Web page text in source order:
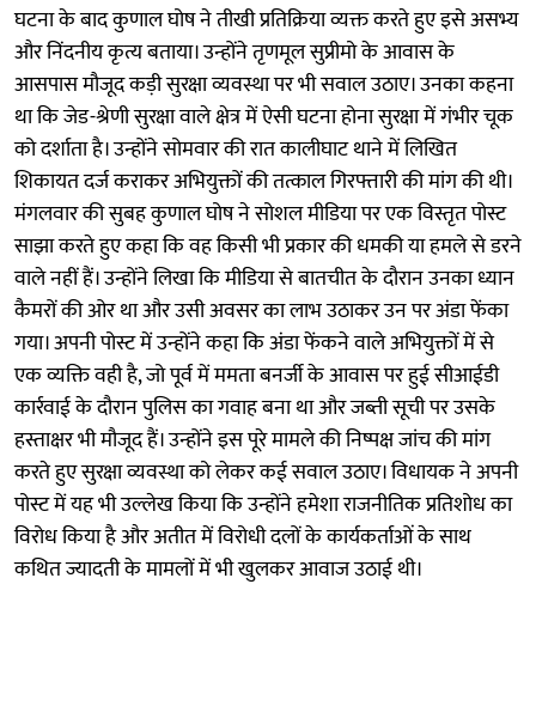
घटना के बाद कुणाल घोष ने तीखी प्रतिक्रिया व्यक्त करते हुए इसे असभ्य
और निंदनीय कृत्य बताया। उन्होंने तृणमूल सुप्रीमो के आवास के
आसपास मौजूद कड़ी सुरक्षा व्यवस्था पर भी सवाल उठाए। उनका कहना
था कि जेड-श्रेणी सुरक्षा वाले क्षेत्र में ऐसी घटना होना सुरक्षा में गंभीर चूक
को दर्शाता है। उन्होंने सोमवार की रात कालीघाट थाने में लिखित
शिकायत दर्ज कराकर अभियुक्तों की तत्काल गिरफ्तारी की मांग की थी।
मंगलवार की सुबह कुणाल घोष ने सोशल मीडिया पर एक विस्तृत पोस्ट
साझा करते हुए कहा कि वह किसी भी प्रकार की धमकी या हमले से डरने
वाले नहीं हैं। उन्होंने लिखा कि मीडिया से बातचीत के दौरान उनका ध्यान
कैमरों की ओर था और उसी अवसर का लाभ उठाकर उन पर अंडा फेंका
गया। अपनी पोस्ट में उन्होंने कहा कि अंडा फेंकने वाले अभियुक्तों में से
एक व्यक्ति वही है, जो पूर्व में ममता बनर्जी के आवास पर हुई सीआईडी
कार्रवाई के दौरान पुलिस का गवाह बना था और जब्ती सूची पर उसके
हस्ताक्षर भी मौजूद हैं। उन्होंने इस पूरे मामले की निष्पक्ष जांच की मांग
करते हुए सुरक्षा व्यवस्था को लेकर कई सवाल उठाए। विधायक ने अपनी
पोस्ट में यह भी उल्लेख किया कि उन्होंने हमेशा राजनीतिक प्रतिशोध का
विरोध किया है और अतीत में विरोधी दलों के कार्यकर्ताओं के साथ
कथित ज्यादती के मामलों में भी खुलकर आवाज उठाई थी।